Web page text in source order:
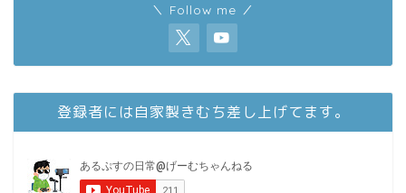
＼ Follow me ／
登録者には自家製きむち差し上げてます。